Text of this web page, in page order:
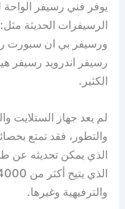
يوفر فني رسيفر
الرسيفرات الحديثة
رسيفر اندرويد رسيفر
الكثير.
لم يعد جهاز الستلايت
والتطور، فقد تمتع
الذي يمكن تحديثه عن
والترفيهية وغيرها.